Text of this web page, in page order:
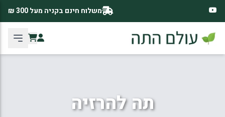
משלוח חינם בקניה מעל 300 ₪
תה להרזיה